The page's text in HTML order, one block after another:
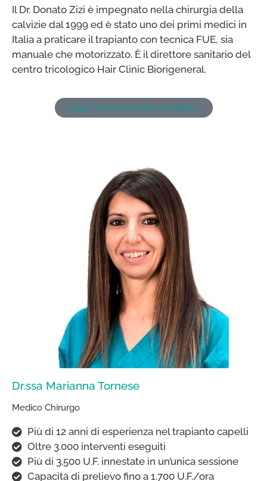
Il Dr. Donato Zizi è impegnato nella chirurgia della
calvizie dal 1999 ed è stato uno dei primi medici in
Italia a praticare il trapianto con tecnica FUE, sia
manuale che motorizzato. È il direttore sanitario del
centro tricologico Hair Clinic Biorigeneral.
Leggi il Curriculum Vitae completo >
Dr.ssa Marianna Tornese​
Medico Chirurgo
Più di 12 anni di esperienza nel trapianto capelli
Oltre 3.000 interventi eseguiti
Più di 3.500 U.F. innestate in un’unica sessione
Capacità di prelievo fino a 1.700 U.F./ora